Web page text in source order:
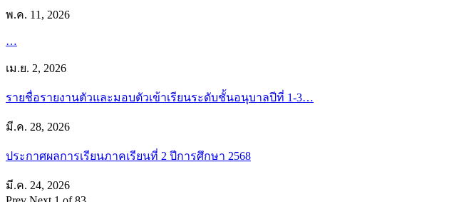
พ.ค. 11, 2026
…
เม.ย. 2, 2026
รายชื่อรายงานตัวและมอบตัวเข้าเรียนระดับชั้นอนุบาลปีที่ 1-3…
มี.ค. 28, 2026
ประกาศผลการเรียนภาคเรียนที่ 2 ปีการศึกษา 2568
มี.ค. 24, 2026